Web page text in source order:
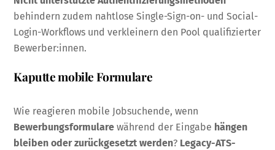
behindern zudem nahtlose Single-Sign-on- und Social-
Login-Workflows und verkleinern den Pool qualifizierter
Bewerber:innen.
Kaputte mobile Formulare
Wie reagieren mobile Jobsuchende, wenn
Bewerbungsformulare während der Eingabe hängen
bleiben oder zurückgesetzt werden? Legacy-ATS-